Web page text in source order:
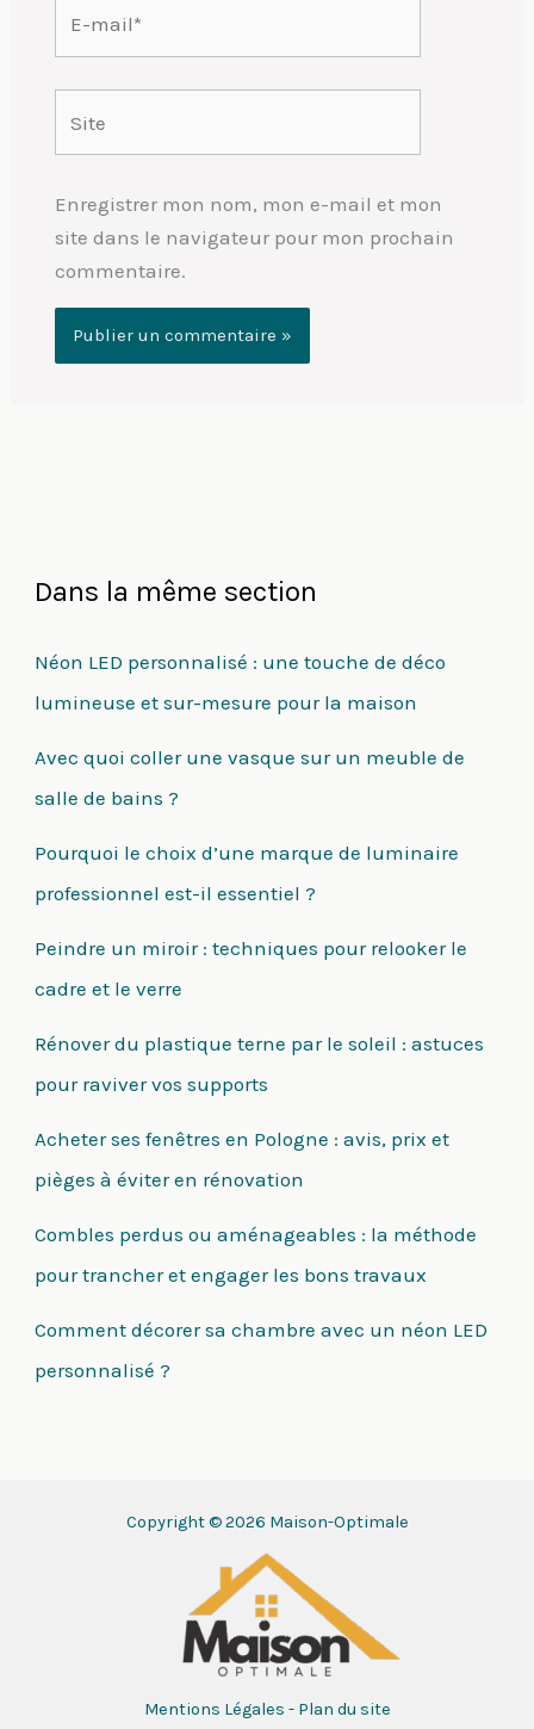
Enregistrer mon nom, mon e-mail et mon
site dans le navigateur pour mon prochain
commentaire.
Dans la même section
Néon LED personnalisé : une touche de déco
lumineuse et sur-mesure pour la maison
Avec quoi coller une vasque sur un meuble de
salle de bains ?
Pourquoi le choix d’une marque de luminaire
professionnel est-il essentiel ?
Peindre un miroir : techniques pour relooker le
cadre et le verre
Rénover du plastique terne par le soleil : astuces
pour raviver vos supports
Acheter ses fenêtres en Pologne : avis, prix et
pièges à éviter en rénovation
Combles perdus ou aménageables : la méthode
pour trancher et engager les bons travaux
Comment décorer sa chambre avec un néon LED
personnalisé ?
Copyright © 2026 Maison-Optimale
Mentions Légales - Plan du site